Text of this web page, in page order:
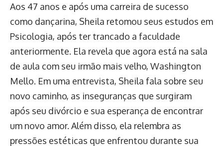
Aos 47 anos e após uma carreira de sucesso
como dançarina, Sheila retomou seus estudos em
Psicologia, após ter trancado a faculdade
anteriormente. Ela revela que agora está na sala
de aula com seu irmão mais velho, Washington
Mello. Em uma entrevista, Sheila fala sobre seu
novo caminho, as inseguranças que surgiram
após seu divórcio e sua esperança de encontrar
um novo amor. Além disso, ela relembra as
pressões estéticas que enfrentou durante sua